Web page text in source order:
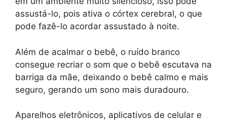
assustá-lo, pois ativa o córtex cerebral, o que
pode fazê-lo acordar assustado à noite.
Além de acalmar o bebê, o ruído branco
consegue recriar o som que o bebê escutava na
barriga da mãe, deixando o bebê calmo e mais
seguro, gerando um sono mais duradouro.
Aparelhos eletrônicos, aplicativos de celular e